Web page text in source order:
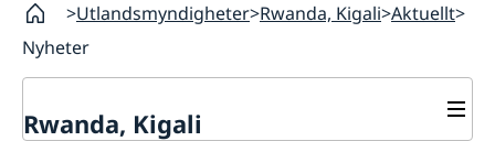
Utlandsmyndigheter Rwanda, Kigali Aktuellt
Nyheter
Rwanda, Kigali